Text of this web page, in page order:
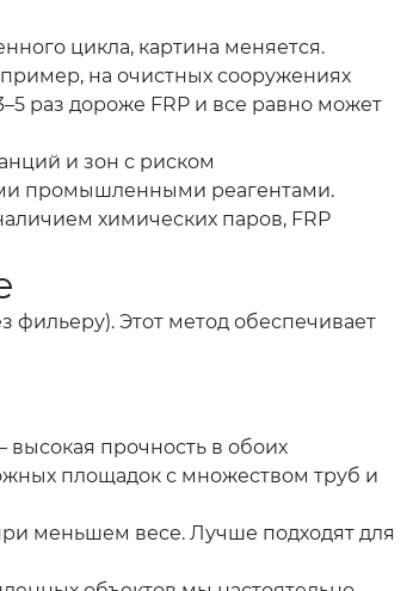
цикла, картина меняется.
на очистных сооружениях
раз дороже FRP и все равно может
и зон с риском
промышленными реагентами.
химических паров, FRP
Этот метод обеспечивает
прочность в обоих
площадок с множеством труб и
меньшем весе. Лучше подходят для